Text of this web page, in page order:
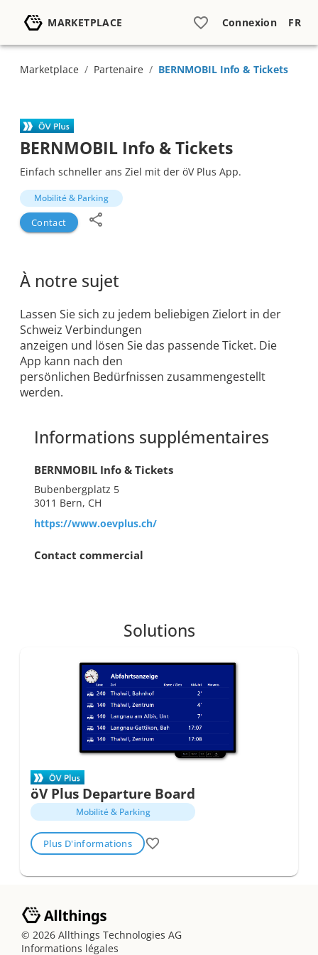
MARKETPLACE Connexion FR
Marketplace / Partenaire / BERNMOBIL Info & Tickets
BERNMOBIL Info & Tickets
Einfach schneller ans Ziel mit der öV Plus App.
Mobilité & Parking
Contact
À notre sujet
Lassen Sie sich zu jedem beliebigen Zielort in der
Schweiz Verbindungen
anzeigen und lösen Sie das passende Ticket. Die
App kann nach den
persönlichen Bedürfnissen zusammengestellt
werden.
Informations supplémentaires
BERNMOBIL Info & Tickets
Bubenbergplatz 5
3011 Bern, CH
https://www.oevplus.ch/
Contact commercial
Solutions
öV Plus Departure Board
Mobilité & Parking
Plus D'informations
© 2026 Allthings Technologies AG
Informations légales